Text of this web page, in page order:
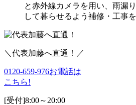
と赤外線カメラを用い、雨漏
して暮らせるよう補修・工事
＼代表加藤へ直通！／
0120-659-976お電話は
こちら!
[受付]8:00～20:00